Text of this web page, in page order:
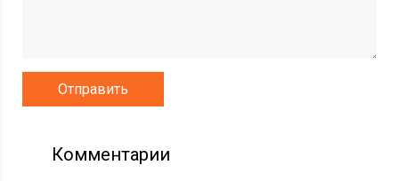
Комментарии